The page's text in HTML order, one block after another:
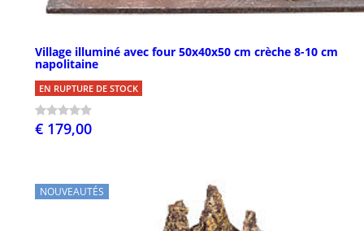
Village illuminé avec four 50x40x50 cm crèche 8-10 cm
napolitaine
EN RUPTURE DE STOCK
€ 179,00
NOUVEAUTÉS